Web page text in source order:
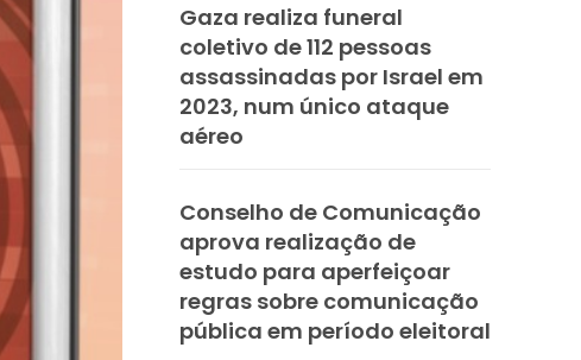
Gaza realiza funeral
coletivo de 112 pessoas
assassinadas por Israel em
2023, num único ataque
aéreo
Conselho de Comunicação
aprova realização de
estudo para aperfeiçoar
regras sobre comunicação
pública em período eleitoral